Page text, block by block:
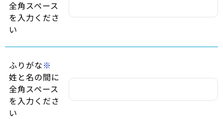
全角スペース
を入力くださ
い
ふりがな※
姓と名の間に
全角スペース
を入力くださ
い